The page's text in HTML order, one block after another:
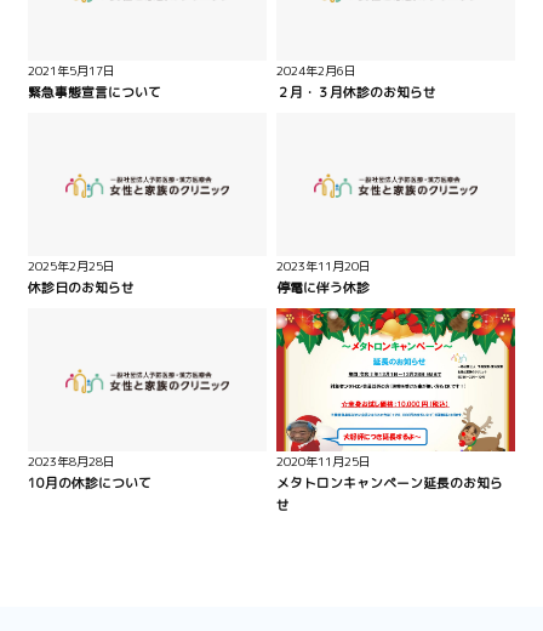
2021年5月17日
緊急事態宣言について
2024年2月6日
２月・３月休診のお知らせ
2025年2月25日
休診日のお知らせ
2023年11月20日
停電に伴う休診
2023年8月28日
10月の休診について
2020年11月25日
メタトロンキャンペーン延長のお知ら
せ